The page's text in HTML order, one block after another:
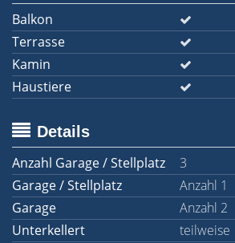
Balkon
Terrasse
Kamin
Haustiere
Details
Anzahl Garage / Stellplatz
3
Garage / Stellplatz
Anzahl 1
Garage
Anzahl 2
Unterkellert
teilweise